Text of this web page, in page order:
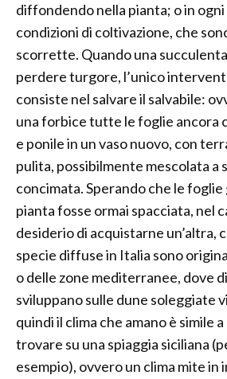
diffondendo nella pianta; o in ogni
condizioni di coltivazione, che
scorrette. Quando una
perdere turgore, l’unico
consiste nel salvare il salvabile:
una forbice tutte le foglie ancora
e ponile in un vaso nuovo, con
pulita, possibilmente mescolata a
concimata. Sperando che le foglie
pianta fosse ormai spacciata, nel
desiderio di acquistarne un’altra,
specie diffuse in Italia sono
o delle zone mediterranee, dove
sviluppano sulle dune soleggiate
quindi il clima che amano è simile
trovare su una spiaggia siciliana
esempio), ovvero un clima mite in